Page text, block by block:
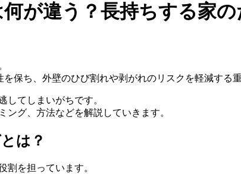
が違う？長持ちする家
保ち、外壁のひび割れや剥がれのリスクを軽減する重
してしまいがちです。
グ、方法などを解説していきます。
は？
割を担っています。